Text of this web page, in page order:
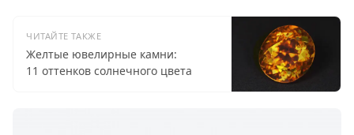
ЧИТАЙТЕ ТАКЖЕ
Желтые ювелирные камни:
11 оттенков солнечного цвета